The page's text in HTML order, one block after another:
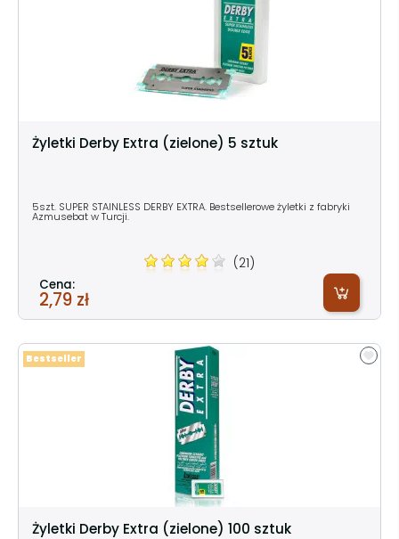
Żyletki Derby Extra (zielone) 5 sztuk
5szt. SUPER STAINLESS DERBY EXTRA. Bestsellerowe żyletki z fabryki
Azmusebat w Turcji.
(21)
Cena:
2,79 zł
Żyletki Derby Extra (zielone) 100 sztuk
Bestseller